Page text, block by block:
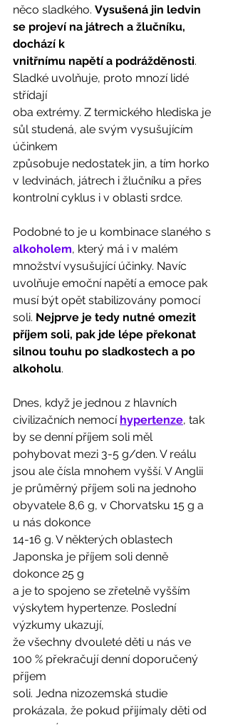
něco sladkého. Vysušená jin ledvin
se projeví na játrech a žlučníku,
dochází k
vnitřnímu napětí a podrážděnosti.
Sladké uvolňuje, proto mnozí lidé
střídají
oba extrémy. Z termického hlediska je
sůl studená, ale svým vysušujícím
účinkem
způsobuje nedostatek jin, a tím horko
v ledvinách, játrech i žlučníku a přes
kontrolní cyklus i v oblasti srdce.
Podobné to je u kombinace slaného s
alkoholem, který má i v malém
množství vysušující účinky. Navíc
uvolňuje emoční napětí a emoce pak
musí být opět stabilizovány pomocí
soli. Nejprve je tedy nutné omezit
příjem soli, pak jde lépe překonat
silnou touhu po sladkostech a po
alkoholu.
Dnes, když je jednou z hlavních
civilizačních nemocí hypertenze, tak
by se denní příjem soli měl
pohybovat mezi 3-5 g/den. V reálu
jsou ale čísla mnohem vyšší. V Anglii
je průměrný příjem soli na jednoho
obyvatele 8,6 g, v Chorvatsku 15 g a
u nás dokonce
14-16 g. V některých oblastech
Japonska je příjem soli denně
dokonce 25 g
a je to spojeno se zřetelně vyšším
výskytem hypertenze. Poslední
výzkumy ukazují,
že všechny dvouleté děti u nás ve
100 % překračují denní doporučený
příjem
soli. Jedna nizozemská studie
prokázala, že pokud přijímaly děti od